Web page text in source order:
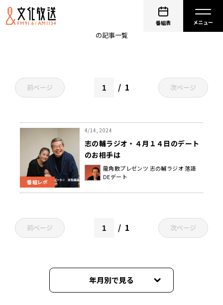
番組表
の記事一覧
前ページ 1 次ページ
番組レポ
4/14, 2024
志の輔ラジオ・４月１４日のデート
のお相手は
龍角散プレゼンツ 志の輔ラジオ 落語
DEデート
前ページ 1 次ページ
年月別で見る